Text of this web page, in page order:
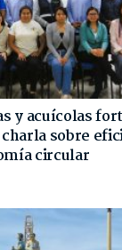
y acuícolas
sobre
circular